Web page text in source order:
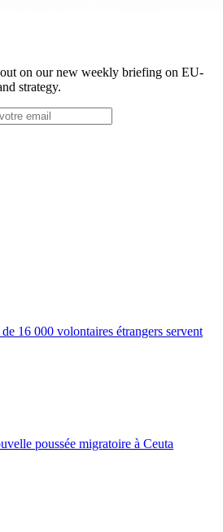
on our new weekly briefing on EU-
strategy.
16 000 volontaires étrangers servent
poussée migratoire à Ceuta